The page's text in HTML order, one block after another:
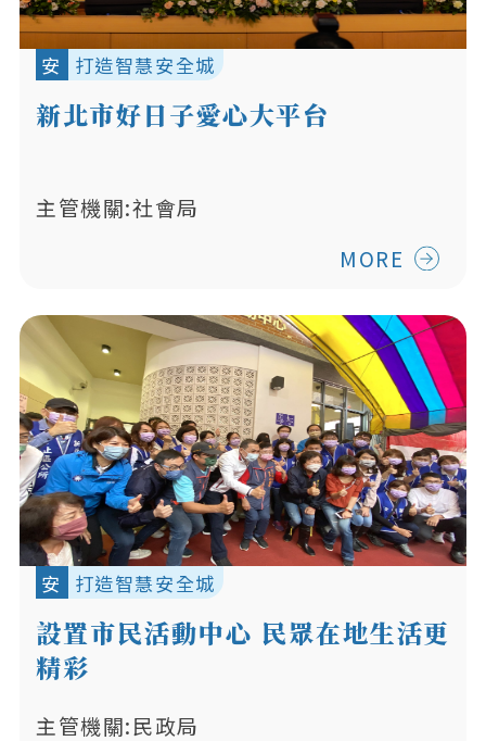
安 打造智慧安全城
新北市好日子愛心大平台
主管機關:社會局
MORE
安 打造智慧安全城
設置市民活動中心 民眾在地生活更
精彩
主管機關:民政局